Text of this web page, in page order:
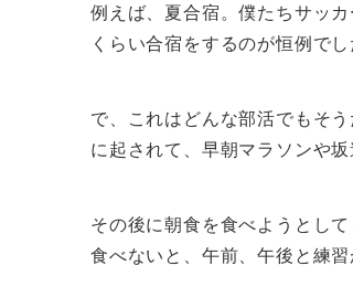
例えば、夏合宿。僕たちサッ
くらい合宿をするのが恒例でし
で、これはどんな部活でもそ
に起されて、早朝マラソンや
その後に朝食を食べようとし
食べないと、午前、午後と練